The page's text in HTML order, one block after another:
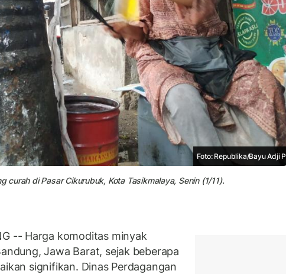
Foto: Republika/Bayu Adji P
curah di Pasar Cikurubuk, Kota Tasikmalaya, Senin (1/11).
-- Harga komoditas minyak
Jawa Barat, sejak beberapa
signifikan. Dinas Perdagangan